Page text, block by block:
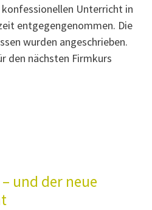
Unterricht in
entgegengenommen. Die
wurden angeschrieben.
den nächsten Firmkurs
und der neue